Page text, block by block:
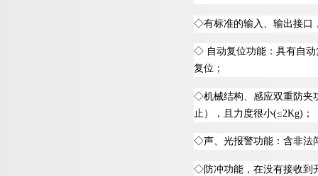
◇有标准的输入、输出接口
◇ 自动复位功能：具有自
复位；
◇机械结构、感应双重防夹
止），且力度很小(≤2Kg) ；
◇声、光报警功能：含非法
◇防冲功能，在没有接收到